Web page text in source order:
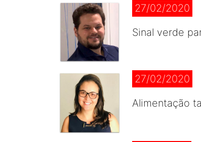
27/02/2020
Sinal verde
27/02/2020
Alimentação